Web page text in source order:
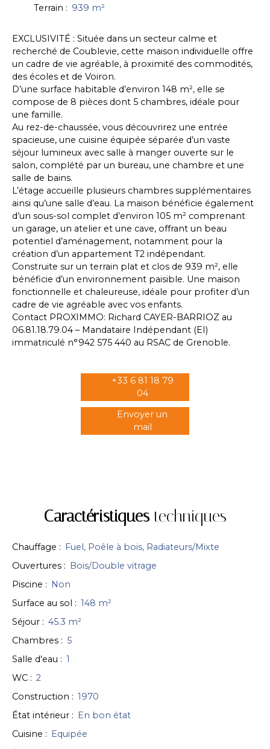
Terrain : 939 m²
EXCLUSIVITÉ : Située dans un secteur calme et
recherché de Coublevie, cette maison individuelle offre
un cadre de vie agréable, à proximité des commodités,
des écoles et de Voiron.
D’une surface habitable d’environ 148 m², elle se
compose de 8 pièces dont 5 chambres, idéale pour
une famille.
Au rez-de-chaussée, vous découvrirez une entrée
spacieuse, une cuisine équipée séparée d’un vaste
séjour lumineux avec salle à manger ouverte sur le
salon, complété par un bureau, une chambre et une
salle de bains.
L’étage accueille plusieurs chambres supplémentaires
ainsi qu’une salle d’eau. La maison bénéficie également
d’un sous-sol complet d’environ 105 m² comprenant
un garage, un atelier et une cave, offrant un beau
potentiel d’aménagement, notamment pour la
création d’un appartement T2 indépendant.
Construite sur un terrain plat et clos de 939 m², elle
bénéficie d’un environnement paisible. Une maison
fonctionnelle et chaleureuse, idéale pour profiter d’un
cadre de vie agréable avec vos enfants.
Contact PROXIMMO: Richard CAYER-BARRIOZ au
06.81.18.79.04 – Mandataire Indépendant (EI)
immatriculé n°942 575 440 au RSAC de Grenoble.
+33 6 81 18 79
04
Envoyer un
mail
Caractéristiquestechniques
Chauffage : Fuel, Poêle à bois, Radiateurs/Mixte
Ouvertures : Bois/Double vitrage
Piscine : Non
Surface au sol : 148 m²
Séjour : 45.3 m²
Chambres : 5
Salle d'eau : 1
WC : 2
Construction : 1970
État intérieur : En bon état
Cuisine : Equipée